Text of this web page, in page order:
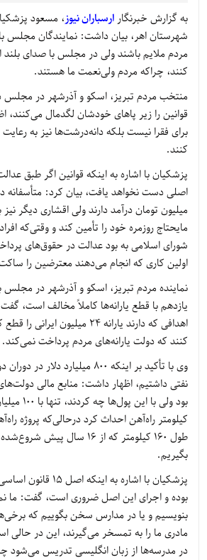
به گزارش خبرنگارارسباران نیوز، مسعود
شهرستان اهر، بیان داشت: نمایندگان مجلس
مردم ملایم باشند ولی در مجلس با صدای
کنند، چراکه مردم ولی‌نعمت ما هستند.
منتخب مردم تبریز، اسکو و آذرشهر در مجلس
قوانین را زیر پاهای خودشان لگدمال می‌کنند،
برای فقرا نیست بلکه دانه‌درشت‌ها نیز به
کنند.
پزشکیان با اشاره به اینکه قوانین اگر طبق
میلیون تومان درآمد دارند ولی اقشاری دیگر
مایحتاج روزمره خود را تأمین کند و وقتی‌که
شورای اسلامی به بود عدالت در حقوق‌های
اولین کاری که انجام می‌دهند معترضین را
نماینده مردم تبریز، اسکو و آذرشهر در مجلس
یازدهم با قطع یارانه‌ها کاملاً مخالف است،
اهدافی که دارند یارانه 24 میلیون
کنند که دولت یارانه‌های مردم پرداخت نمی‌کند.
وی با تأکید بر اینکه 800 میلیارد
نفتی داشتیم، اظهار داشت: منابع مالی
کیلومتر راه‌آهن احداث کرد درحالی‌که پروژه
طول 160 کیلومتر که از 16 سال
بگیریم.
پزشکیان با اشاره به
بوده و اجرای این اصل ضروری است، گفت: ما
بنویسیم و یا در مدارس سخن بگوییم که برخی‌ها
مادری ما را به تمسخر می‌گیرند، این در حالی
در مدرسه‌ها از زبان انگلیسی تدریس می‌شود